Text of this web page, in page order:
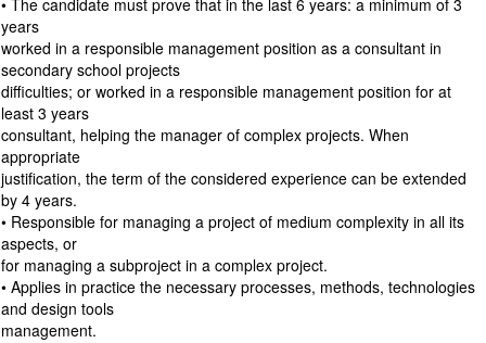
• The candidate must prove that in the last 6 years: a minimum of 3
years
worked in a responsible management position as a consultant in
secondary school projects
difficulties; or worked in a responsible management position for at
least 3 years
consultant, helping the manager of complex projects. When
appropriate
justification, the term of the considered experience can be extended
by 4 years.
• Responsible for managing a project of medium complexity in all its
aspects, or
for managing a subproject in a complex project.
• Applies in practice the necessary processes, methods, technologies
and design tools
management.